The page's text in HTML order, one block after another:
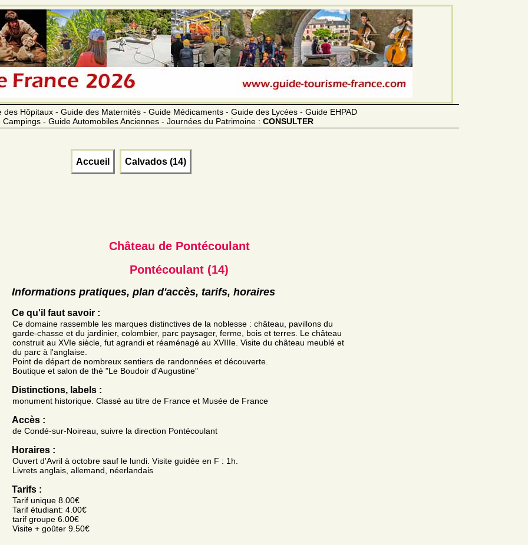
Hôpitaux - Guide des Maternités - Guide Médicaments - Guide des Lycées - Guide EHPAD
- Guide Automobiles Anciennes - Journées du Patrimoine : CONSULTER
Accueil Calvados (14)
Château de Pontécoulant
Pontécoulant (14)
Informations pratiques, plan d'accès, tarifs, horaires
Ce qu'il faut savoir :
Ce domaine rassemble les marques distinctives de la noblesse : château, pavillons du
garde-chasse et du jardinier, colombier, parc paysager, ferme, bois et terres. Le château
construit au XVIe siècle, fut agrandi et réaménagé au XVIIIe. Visite du château meublé et
du parc à l'anglaise.
Point de départ de nombreux sentiers de randonnées et découverte.
Boutique et salon de thé "Le Boudoir d'Augustine"
Distinctions, labels :
monument historique. Classé au titre de France et Musée de France
Accès :
de Condé-sur-Noireau, suivre la direction Pontécoulant
Horaires :
Ouvert d'Avril à octobre sauf le lundi. Visite guidée en F : 1h.
Livrets anglais, allemand, néerlandais
Tarifs :
Tarif unique 8.00€
Tarif étudiant: 4.00€
tarif groupe 6.00€
Visite + goûter 9.50€